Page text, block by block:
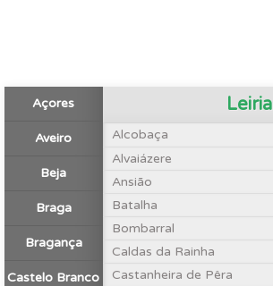
Açores
Aveiro
Beja
Braga
Bragança
Castelo Branco
Leiria
Alcobaça
Alvaiázere
Ansião
Batalha
Bombarral
Caldas da Rainha
Castanheira de Pêra